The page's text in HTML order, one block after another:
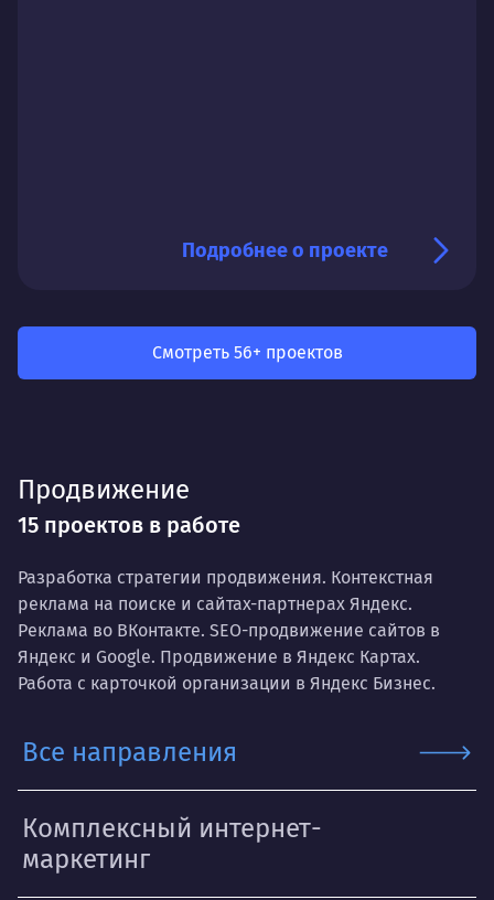
Подробнее о проекте
Смотреть 56+ проектов
Продвижение
15 проектов в работе
Разработка стратегии продвижения. Контекстная
реклама на поиске и сайтах-партнерах Яндекс.
Реклама во ВКонтакте. SEO-продвижение сайтов в
Яндекс и Google. Продвижение в Яндекс Картах.
Работа с карточкой организации в Яндекс Бизнес.
Все направления
Комплексный интернет-
маркетинг